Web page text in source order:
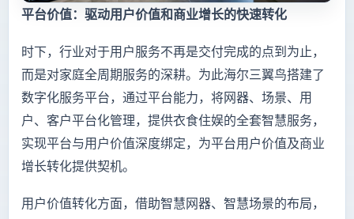
平台价值：驱动用户价值和商业增长的快速转化
时下，行业对于用户服务不再是交付完成的点到为止，
而是对家庭全周期服务的深耕。为此海尔三翼鸟搭建了
数字化服务平台，通过平台能力，将网器、场景、用
户、客户平台化管理，提供衣食住娱的全套智慧服务，
实现平台与用户价值深度绑定，为平台用户价值及商业
增长转化提供契机。
用户价值转化方面，借助智慧网器、智慧场景的布局，